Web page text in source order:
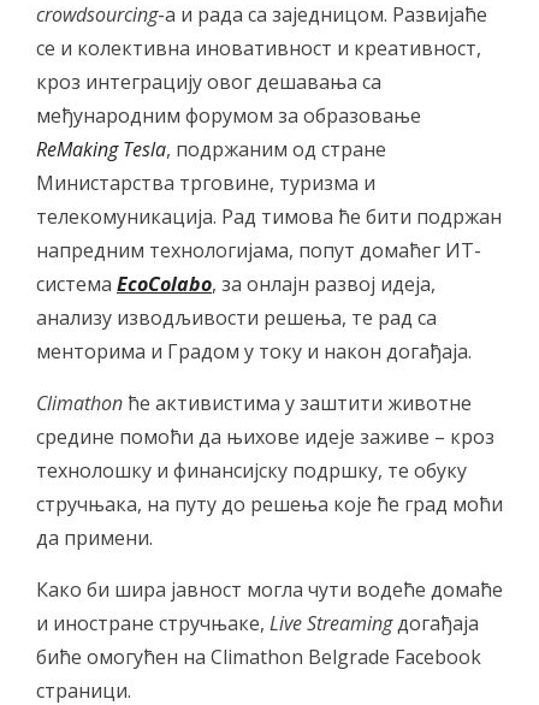
crowdsourcing-а и рада са заједницом. Развијаће
се и колективна иновативност и креативност,
кроз интеграцију овог дешавања са
међународним форумом за образовање
ReMaking Tesla, подржаним од стране
Министарства трговине, туризма и
телекомуникација. Рад тимова ће бити подржан
напредним технологијама, попут домаћег ИТ-
система EcoColabo, за онлајн развој идеја,
анализу изводљивости решења, те рад са
менторима и Градом у току и након догађаја.
Climathon ће активистима у заштити животне
средине помоћи да њихове идеје заживе – кроз
технолошку и финансијску подршку, те обуку
стручњака, на путу до решења које ће град моћи
да примени.
Како би шира јавност могла чути водеће домаће
и иностране стручњаке, Live Streamingдогађаја
биће омогућен на Climathon Belgrade Facebook
страници.